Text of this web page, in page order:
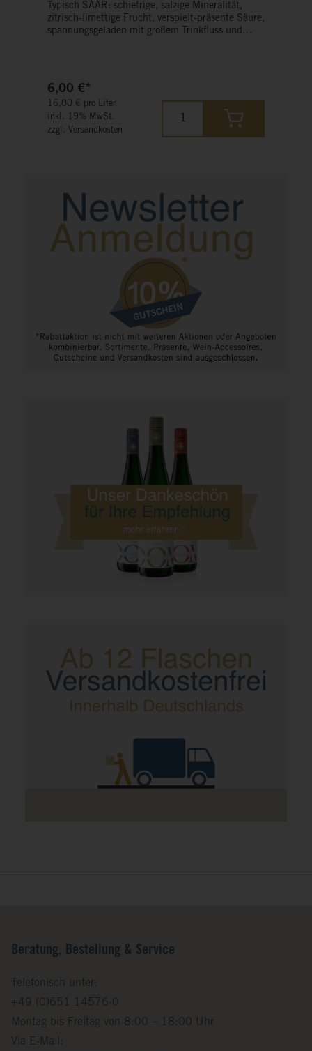
Typisch SAAR: schiefrige, salzige Mineralität,
zitrisch-limettige Frucht, verspielt-präsente Säure,
spannungsgeladen mit großem Trinkfluss und
6,00 €*
16,00 € pro Liter
inkl. 19% MwSt.
zzgl. Versandkosten
Beratung, Bestellung & Service
Telefonisch unter:
+49 (0)651 14576-0
Montag bis Freitag von 8:00 – 18:00 Uhr
Via E-Mail: